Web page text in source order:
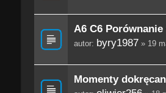
A6 C6 Porównanie
autor: byry1987 » 19
Momenty